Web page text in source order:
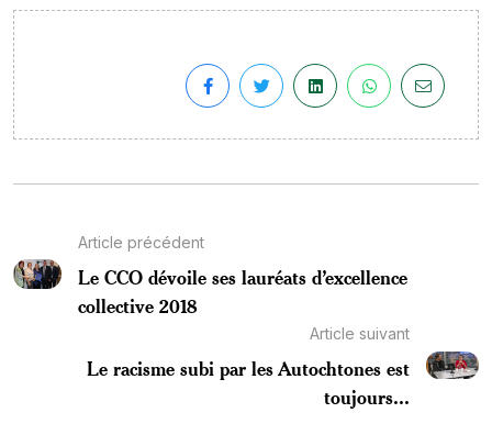
Article précédent
Le CCO dévoile ses lauréats d’excellence
collective 2018
Article suivant
Le racisme subi par les Autochtones est
toujours...